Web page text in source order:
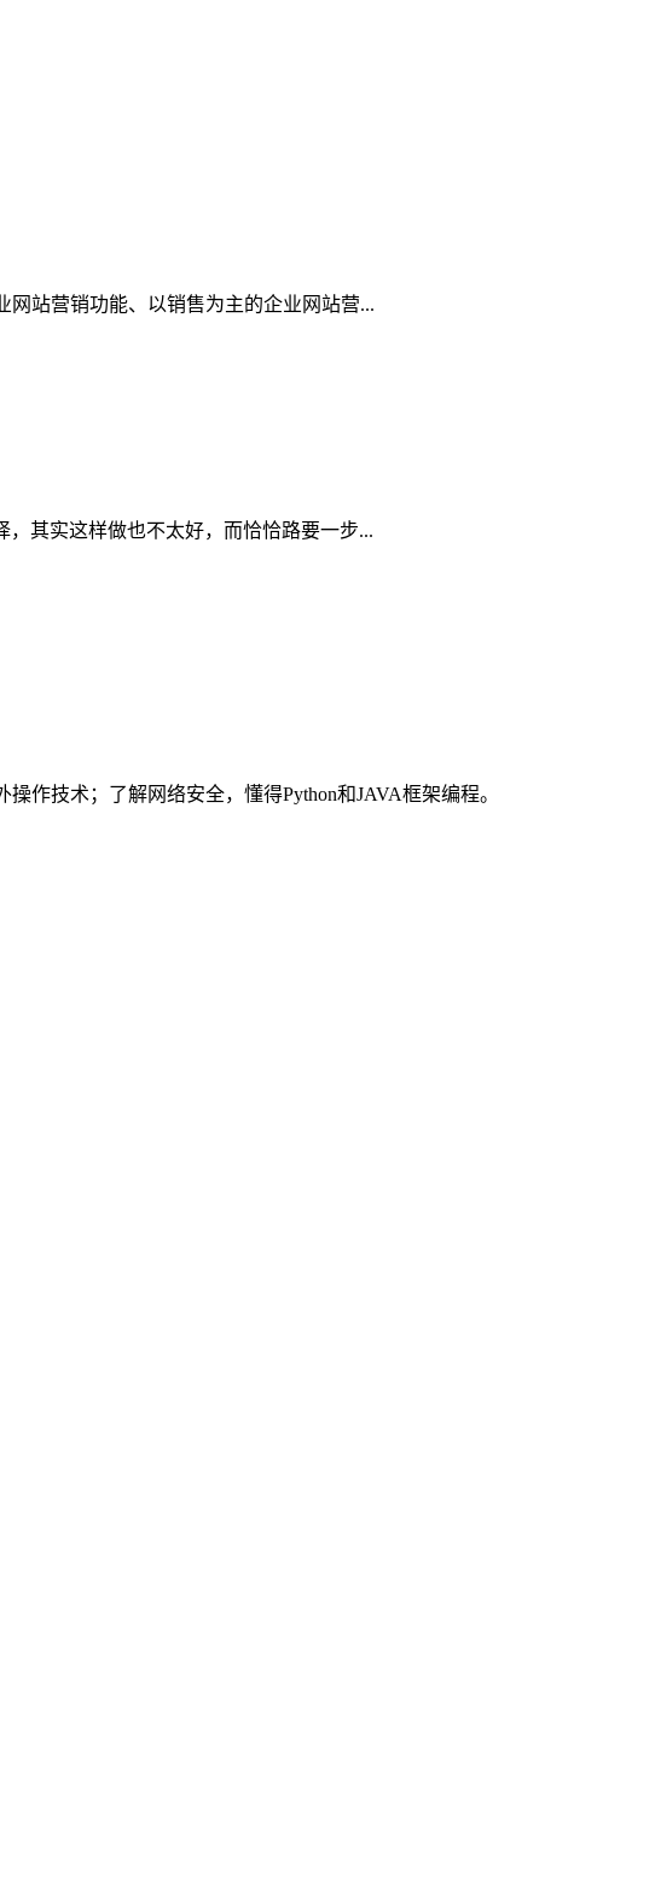
网站营销功能、以销售为主的企业网站营...
，其实这样做也不太好，而恰恰路要一步...
作技术；了解网络安全，懂得Python和JAVA框架编程。